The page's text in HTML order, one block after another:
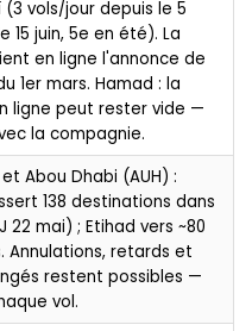
(3 vols/jour depuis le 5
15 juin, 5e en été). La
en ligne l'annonce de
1er mars. Hamad : la
ligne peut rester vide —
la compagnie.
Abou Dhabi (AUH) :
138 destinations dans
22 mai) ; Etihad vers ~80
Annulations, retards et
restent possibles —
vol.